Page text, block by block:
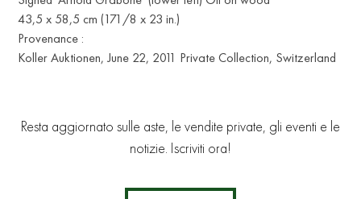
43,5 x 58,5 cm (171/8 x 23 in.)
Provenance :
Koller Auktionen, June 22, 2011 Private Collection, Switzerland
Resta aggiornato sulle aste, le vendite private, gli eventi e le
notizie. Iscriviti ora!